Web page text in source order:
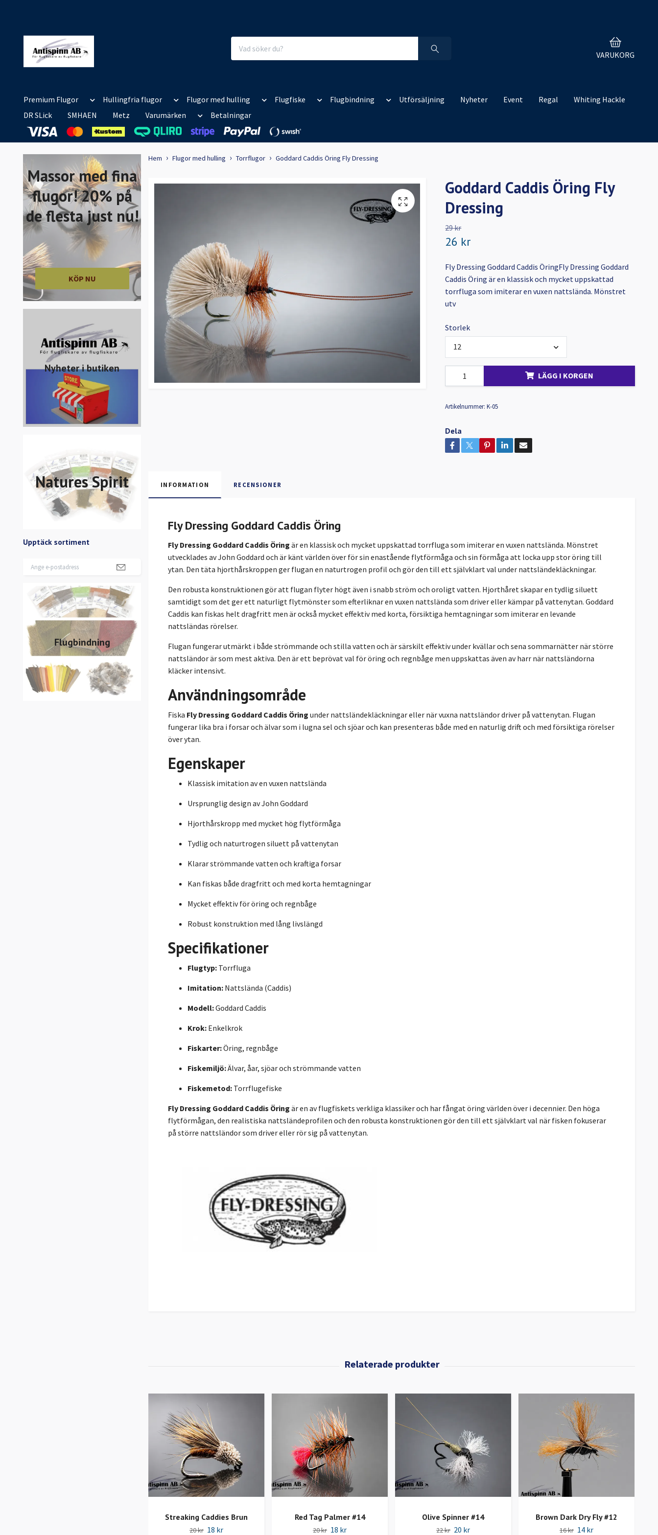
VARUKORG
Premium Flugor Hullingfria flugor Flugor med hulling Flugfiske Flugbindning Utförsäljning Nyheter Event Regal
Whiting Hackle
DR SLick
SMHAEN Metz Varumärken Betalningar
Massor med fina
flugor! 20% på
de flesta just nu!
KÖP NU
Nyheter i butiken
Natures Spirit
Upptäck sortiment
Flugbindning
Hem Flugor med hulling Torrflugor Goddard Caddis Öring Fly Dressing
Goddard Caddis Öring Fly
Dressing
29 kr
26 kr
Fly Dressing Goddard Caddis ÖringFly Dressing Goddard
Caddis Öring är en klassisk och mycket uppskattad
torrfluga som imiterar en vuxen nattslända. Mönstret
utv
Storlek
12
LÄGG I KORGEN
Artikelnummer: K-05
Dela
INFORMATION RECENSIONER
Fly Dressing Goddard Caddis Öring
Fly Dressing Goddard Caddis Öring är en klassisk och mycket uppskattad torrfluga som imiterar en vuxen nattslända. Mönstret
utvecklades av John Goddard och är känt världen över för sin enastående flytförmåga och sin förmåga att locka upp stor öring till
ytan. Den täta hjorthårskroppen ger flugan en naturtrogen profil och gör den till ett självklart val under nattsländekläckningar.
Den robusta konstruktionen gör att flugan flyter högt även i snabb ström och oroligt vatten. Hjorthåret skapar en tydlig siluett
samtidigt som det ger ett naturligt flytmönster som efterliknar en vuxen nattslända som driver eller kämpar på vattenytan. Goddard
Caddis kan fiskas helt dragfritt men är också mycket effektiv med korta, försiktiga hemtagningar som imiterar en levande
nattsländas rörelser.
Flugan fungerar utmärkt i både strömmande och stilla vatten och är särskilt effektiv under kvällar och sena sommarnätter när större
nattsländor är som mest aktiva. Den är ett beprövat val för öring och regnbåge men uppskattas även av harr när nattsländorna
kläcker intensivt.
Användningsområde
Fiska Fly Dressing Goddard Caddis Öring under nattsländekläckningar eller när vuxna nattsländor driver på vattenytan. Flugan
fungerar lika bra i forsar och älvar som i lugna sel och sjöar och kan presenteras både med en naturlig drift och med försiktiga rörelser
över ytan.
Egenskaper
Klassisk imitation av en vuxen nattslända
Ursprunglig design av John Goddard
Hjorthårskropp med mycket hög flytförmåga
Tydlig och naturtrogen siluett på vattenytan
Klarar strömmande vatten och kraftiga forsar
Kan fiskas både dragfritt och med korta hemtagningar
Mycket effektiv för öring och regnbåge
Robust konstruktion med lång livslängd
Specifikationer
Flugtyp: Torrfluga
Imitation: Nattslända (Caddis)
Modell:Goddard Caddis
Krok: Enkelkrok
Fiskarter:Öring, regnbåge
Fiskemiljö:Älvar, åar, sjöar och strömmande vatten
Fiskemetod: Torrflugefiske
Fly Dressing Goddard Caddis Öring är en av flugfiskets verkliga klassiker och har fångat öring världen över i decennier. Den höga
flytförmågan, den realistiska nattsländeprofilen och den robusta konstruktionen gör den till ett självklart val när fisken fokuserar
på större nattsländor som driver eller rör sig på vattenytan.
Streaking Caddies Brun
20 kr 18 kr
Red Tag Palmer #14
20 kr 18 kr
Olive Spinner #14
22 kr 20 kr
Brown Dark Dry Fly #12
16 kr 14 kr